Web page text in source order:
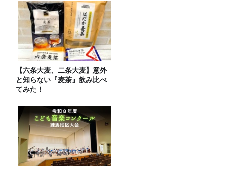
【六条大麦、二条大麦】意外
と知らない『麦茶』飲み比べ
てみた！